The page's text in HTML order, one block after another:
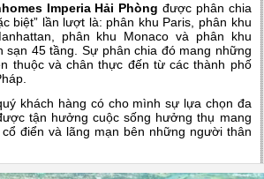
Imperia Hải Phòng được phân chia
biệt” lần lượt là: phân khu Paris, phân khu
phân khu Monaco và phân khu
sạn 45 tầng. Sự phân chia đó mang những
thuộc và chân thực đến từ các thành phố
khách hàng có cho mình sự lựa chọn đa
tận hưởng cuộc sống hưởng thụ mang
điển và lãng mạn bên những người thân